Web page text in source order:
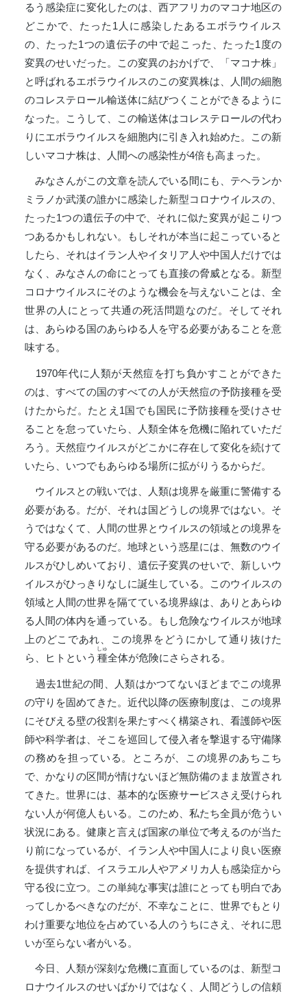
るう感染症に変化したのは、西アフリカのマコナ地区の
どこかで、たった1人に感染したあるエボラウイルス
の、たった1つの遺伝子の中で起こった、たった1度の
変異のせいだった。この変異のおかげで、「マコナ株」
と呼ばれるエボラウイルスのこの変異株は、人間の細胞
のコレステロール輸送体に結びつくことができるように
なった。こうして、この輸送体はコレステロールの代わ
りにエボラウイルスを細胞内に引き入れ始めた。この新
しいマコナ株は、人間への感染性が4倍も高まった。
みなさんがこの文章を読んでいる間にも、テヘランか
ミラノか武漢の誰かに感染した新型コロナウイルスの、
たった1つの遺伝子の中で、それに似た変異が起こりつ
つあるかもしれない。もしそれが本当に起こっていると
したら、それはイラン人やイタリア人や中国人だけでは
なく、みなさんの命にとっても直接の脅威となる。新型
コロナウイルスにそのような機会を与えないことは、全
世界の人にとって共通の死活問題なのだ。そしてそれ
は、あらゆる国のあらゆる人を守る必要があることを意
味する。
1970年代に人類が天然痘を打ち負かすことができた
のは、すべての国のすべての人が天然痘の予防接種を受
けたからだ。たとえ1国でも国民に予防接種を受けさせ
ることを怠っていたら、人類全体を危機に陥れていただ
ろう。天然痘ウイルスがどこかに存在して変化を続けて
いたら、いつでもあらゆる場所に拡がりうるからだ。
ウイルスとの戦いでは、人類は境界を厳重に警備する
必要がある。だが、それは国どうしの境界ではない。そ
うではなくて、人間の世界とウイルスの領域との境界を
守る必要があるのだ。地球という惑星には、無数のウイ
ルスがひしめいており、遺伝子変異のせいで、新しいウ
イルスがひっきりなしに誕生している。このウイルスの
領域と人間の世界を隔てている境界線は、ありとあらゆ
る人間の体内を通っている。もし危険なウイルスが地球
上のどこであれ、この境界をどうにかして通り抜けた
ら、ヒトという 種
しゅ
全体が危険にさらされる。
過去1世紀の間、人類はかつてないほどまでこの境界
の守りを固めてきた。近代以降の医療制度は、この境界
にそびえる壁の役割を果たすべく構築され、看護師や医
師や科学者は、そこを巡回して侵入者を撃退する守備隊
の務めを担っている。ところが、この境界のあちこち
で、かなりの区間が情けないほど無防備のまま放置され
てきた。世界には、基本的な医療サービスさえ受けられ
ない人が何億人もいる。このため、私たち全員が危うい
状況にある。健康と言えば国家の単位で考えるのが当た
り前になっているが、イラン人や中国人により良い医療
を提供すれば、イスラエル人やアメリカ人も感染症から
守る役に立つ。この単純な事実は誰にとっても明白であ
ってしかるべきなのだが、不幸なことに、世界でもとり
わけ重要な地位を占めている人のうちにさえ、それに思
いが至らない者がいる。
今日、人類が深刻な危機に直面しているのは、新型コ
ロナウイルスのせいばかりではなく、人間どうしの信頼